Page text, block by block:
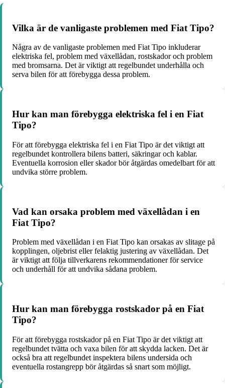
Vilka är de vanligaste problemen med Fiat Tipo?
Några av de vanligaste problemen med Fiat Tipo inkluderar
elektriska fel, problem med växellådan, rostskador och problem
med bromsarna. Det är viktigt att regelbundet underhålla och
serva bilen för att förebygga dessa problem.
Hur kan man förebygga elektriska fel i en Fiat
Tipo?
För att förebygga elektriska fel i en Fiat Tipo är det viktigt att
regelbundet kontrollera bilens batteri, säkringar och kablar.
Eventuella korrosion eller skador bör åtgärdas omedelbart för att
undvika större problem.
Vad kan orsaka problem med växellådan i en
Fiat Tipo?
Problem med växellådan i en Fiat Tipo kan orsakas av slitage på
kopplingen, oljebrist eller felaktig justering av växellådan. Det
är viktigt att följa tillverkarens rekommendationer för service
och underhåll för att undvika sådana problem.
Hur kan man förebygga rostskador på en Fiat
Tipo?
För att förebygga rostskador på en Fiat Tipo är det viktigt att
regelbundet tvätta och vaxa bilen för att skydda lacken. Det är
också bra att regelbundet inspektera bilens undersida och
eventuella rostangrepp bör åtgärdas så snart som möjligt.